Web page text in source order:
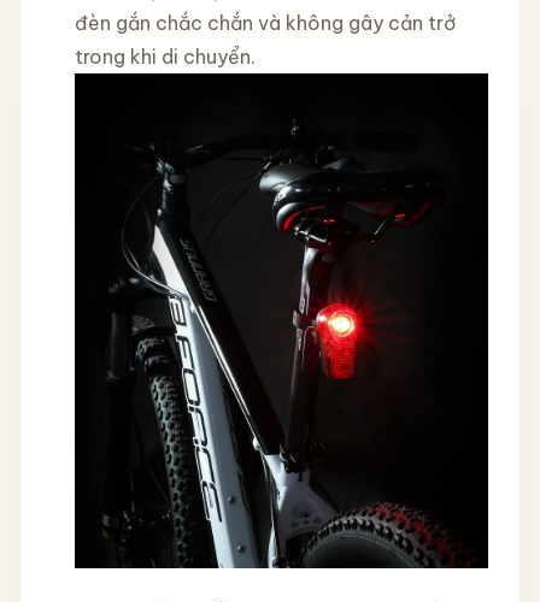
đèn gắn chắc chắn và không gây cản trở
trong khi di chuyển.